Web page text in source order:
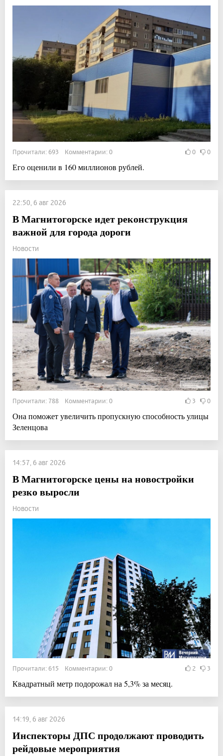
Прочитали: 693 Комментарии: 0 0 0
Его оценили в 160 миллионов рублей.
22:50, 6 авг 2026
В Магнитогорске идет реконструкция
важной для города дороги
Новости
Прочитали: 788 Комментарии: 0 3 0
Она поможет увеличить пропускную способность улицы
Зеленцова
14:57, 6 авг 2026
В Магнитогорске цены на новостройки
резко выросли
Новости
Прочитали: 615 Комментарии: 0 2 3
Квадратный метр подорожал на 5,3% за месяц.
14:19, 6 авг 2026
Инспекторы ДПС продолжают проводить
рейдовые мероприятия